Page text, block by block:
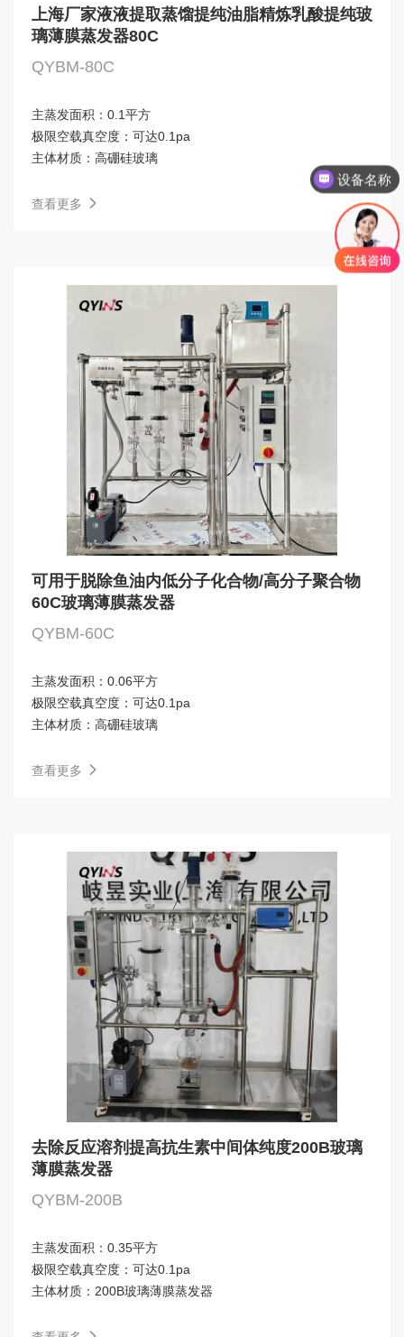
上海厂家液液提取蒸馏提纯油脂精炼乳酸提纯玻
璃薄膜蒸发器80C
QYBM-80C
主蒸发面积： 0.1平方
极限空载真空度： 可达0.1pa
主体材质： 高硼硅玻璃
查看更多
可用于脱除鱼油内低分子化合物/高分子聚合物
60C玻璃薄膜蒸发器
QYBM-60C
主蒸发面积： 0.06平方
极限空载真空度： 可达0.1pa
主体材质： 高硼硅玻璃
查看更多
去除反应溶剂提高抗生素中间体纯度200B玻璃
薄膜蒸发器
QYBM-200B
主蒸发面积： 0.35平方
极限空载真空度： 可达0.1pa
主体材质： 200B玻璃薄膜蒸发器
需要设备名称